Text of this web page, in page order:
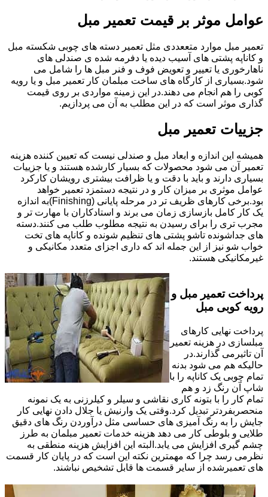
عوامل موثر بر قیمت تعمیر مبل
تعمیر مبل موارد متععددی مثل تعمیر دسته های چوبی شکسته مبل
و کاناپه پشتی های آسیب دیده یا دفرمه شده ی صندلی های
ناهارخوری یا تعییر و تعویض فوف و فنر مبل ها را شامل می
شود.بسیاری از کارگاه های ساخت مبلمان کار تعمیر مبل و یا رویه
کوبی را هم انجام می دهند.در این زمینه مواردی بر روی قیمت
گذاری موثر است که در این مطلب به آن می پردازیم.
جزییات تعمیر مبل
همیشه این اندازه و ابعاد مبل و صندلی نیست که تعیین کننده هزینه
تعمیر آن می شود محصولات که بسیار کارشده هستند و یا جزییات
بسیاری دارند و باید با دقت و یا ظرافت بیشتری رویشان کارکرد
عوامل موثری بر میزان کار و در نتیجه دستمزد تعمیر خواهد
بود.برخی کارهای ظریف تر در مرحله پایانی (Finishing)به اندازه
یک کار کامل بازسازی زمان می برند و استادکاران با مهارت تر و
مجرب تری را برای رسیدن به نتیجه مطلوب طلب می کنند.دسته
های جداشونده تاشو پشتی های تنظیم شونده و کاناپه های تخت
خواب شو نیز از این جمله اند که داری اجزای متعدد مکانیکی و
غیرمکانیکی هستند.
پرداخت تعمیر مبل و
رویه کوبی مبل
پرداخت نهایی کارهای
مبلسازی در هزینه تعمیر
آن تاثیرمی گذارند.در
حالیکه هم می شود بدنه
تمام چوبی یک کاناپه را با
شاپ آن رنگ زد و هم
تمام کار را با بتونه کاری نقاشی و سیلر و کیلرزنی به یک نمونه
منحصربفردتر تبدیل کرد.وقتی یک وارنیش یا جلال دادن نهایی کار
جایش را به رنگ آمیزی های حساسی مثل درآوردن رنگ های دقیق
طلایی و بلوطی کار می دهد هزینه خدمات تعمیر مبلمان به طرز
چشم گیری افزایش می یابد.البته این افزایش هزینه منطقی به
نظرمی رسد چرا که مهمترین نکته این است که در پایان کار قسمت
های تعمیرشده از سایر قسمت ها قابل تشخیص نباشند.